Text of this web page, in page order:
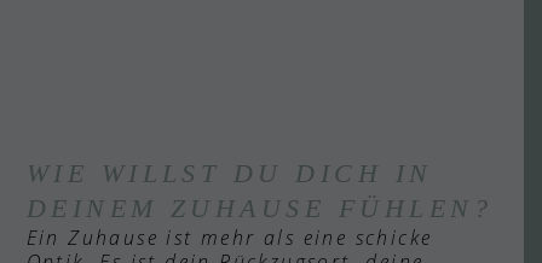
WIE WILLST DU DICH IN
DEINEM ZUHAUSE FÜHLEN?
Ein Zuhause ist mehr als eine schicke